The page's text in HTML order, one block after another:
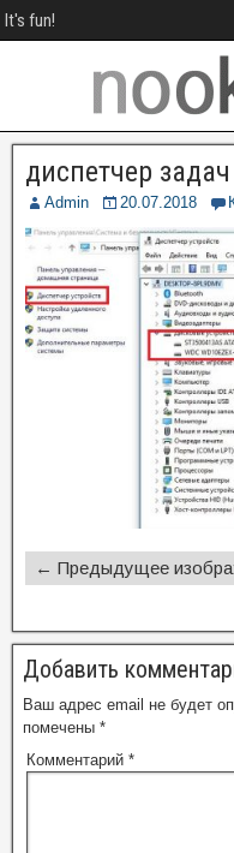
It's fun!
диспетчер задач
Admin 20.07.2018
← Предыдущее
Добавить
Ваш адрес email не будет
помечены *
Комментарий *